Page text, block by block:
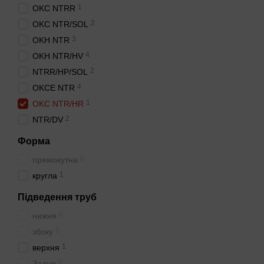
OKC NTRR 1
OKC NTR/SOL 2
OKH NTR 3
OKH NTR/HV 4
NTRR/HP/SOL 2
OKCE NTR 4
OKC NTR/HR 1
NTR/DV 2
Форма
прямокутна
кругла 1
Підведення труб
нижня
збоку
верхня 1